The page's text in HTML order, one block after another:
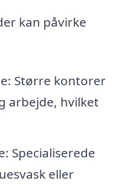
kan påvirke
Større kontorer
arbejde, hvilket
Specialiserede
eller